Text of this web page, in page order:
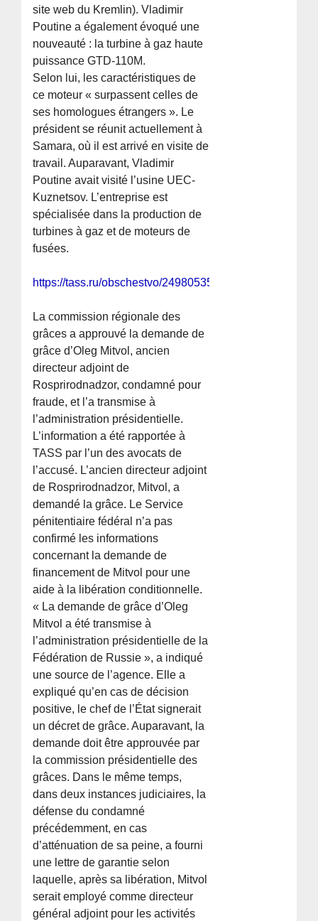
site web du Kremlin). Vladimir
Poutine a également évoqué une
nouveauté : la turbine à gaz haute
puissance GTD-110M.
Selon lui, les caractéristiques de
ce moteur « surpassent celles de
ses homologues étrangers ». Le
président se réunit actuellement à
Samara, où il est arrivé en visite de
travail. Auparavant, Vladimir
Poutine avait visité l’usine UEC-
Kuznetsov. L’entreprise est
spécialisée dans la production de
turbines à gaz et de moteurs de
fusées.
https://tass.ru/obschestvo/24980535
La commission régionale des
grâces a approuvé la demande de
grâce d’Oleg Mitvol, ancien
directeur adjoint de
Rosprirodnadzor, condamné pour
fraude, et l’a transmise à
l’administration présidentielle.
L’information a été rapportée à
TASS par l’un des avocats de
l’accusé. L’ancien directeur adjoint
de Rosprirodnadzor, Mitvol, a
demandé la grâce. Le Service
pénitentiaire fédéral n’a pas
confirmé les informations
concernant la demande de
financement de Mitvol pour une
aide à la libération conditionnelle.
« La demande de grâce d’Oleg
Mitvol a été transmise à
l’administration présidentielle de la
Fédération de Russie », a indiqué
une source de l’agence. Elle a
expliqué qu’en cas de décision
positive, le chef de l’État signerait
un décret de grâce. Auparavant, la
demande doit être approuvée par
la commission présidentielle des
grâces. Dans le même temps,
dans deux instances judiciaires, la
défense du condamné
précédemment, en cas
d’atténuation de sa peine, a fourni
une lettre de garantie selon
laquelle, après sa libération, Mitvol
serait employé comme directeur
général adjoint pour les activités